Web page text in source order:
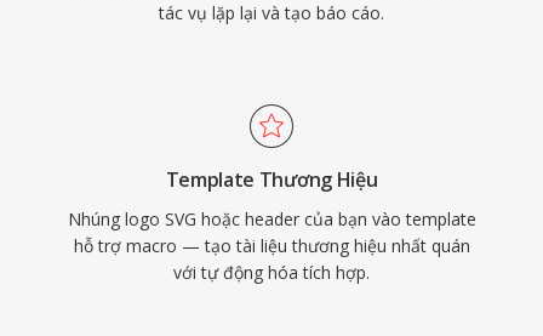
tác vụ lặp lại và tạo báo cáo.
Template Thương Hiệu
Nhúng logo SVG hoặc header của bạn vào template
hỗ trợ macro — tạo tài liệu thương hiệu nhất quán
với tự động hóa tích hợp.